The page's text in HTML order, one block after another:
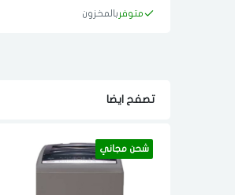
متوفر بالمخزون
تصفح ايضا
شحن مجاني